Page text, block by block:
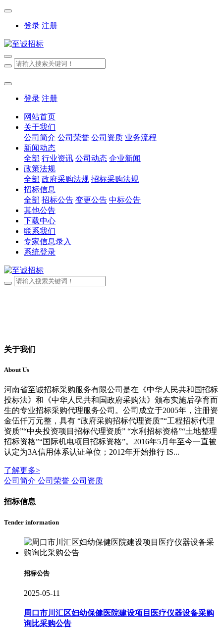
登录 注册
登录 注册
网站首页
关于我们
公司简介 公司荣誉 公司资质 业务流程
新闻动态
全部 行业资讯 公司动态 企业新闻
政策法规
全部 政府采购法规 招标采购法规
招标信息
全部 招标公告 变更公告 中标公告
其他公告
下载中心
联系我们
专家信息录入
系统登录
关于我们
About Us
河南省至诚招标采购服务有限公司是在《中华人民共和国招标
投标法》和《中华人民共和国政府采购法》颁布实施后孕育而
生的专业招标采购代理服务公司。公司成立于2005年，注册资
金伍仟万元整，具有 “政府采购招标代理资质”“工程招标代理
资质”“中央投资项目招标代理资质” “水利招标资格”“土地整理
招标资格”“国际机电项目招标资格”。2016年5月年至今一直被
认定为3A信用体系认证单位；2012年开始推行 IS...
了解更多>
公司简介 公司荣誉 公司资质
招标信息
Tender information
招标公告
2025-05-11
周口市川汇区妇幼保健医院建设项目医疗仪器设备采购
询比采购公告